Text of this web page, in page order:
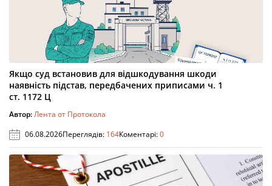
Якщо суд встановив для відшкодування шкоди
наявність підстав, передбачених приписами ч. 1
ст. 1172 Ц
Автор:Лента от Протокола
06.08.2026Переглядів: 164Коментарі:0